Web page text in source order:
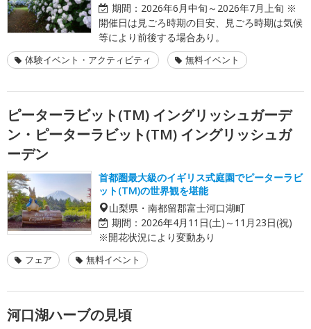
期間： 2026年6月中旬～2026年7月上旬 ※
開催日は見ごろ時期の目安、見ごろ時期は気候
等により前後する場合あり。
体験イベント・アクティビティ 無料イベント
ピーターラビット(TM) イングリッシュガーデ
ン・ピーターラビット(TM) イングリッシュガ
ーデン
首都圏最大級のイギリス式庭園でピーターラビ
ット(TM)の世界観を堪能
山梨県・南都留郡富士河口湖町
期間： 2026年4月11日(土)～11月23日(祝)
※開花状況により変動あり
フェア 無料イベント
河口湖ハーブの見頃